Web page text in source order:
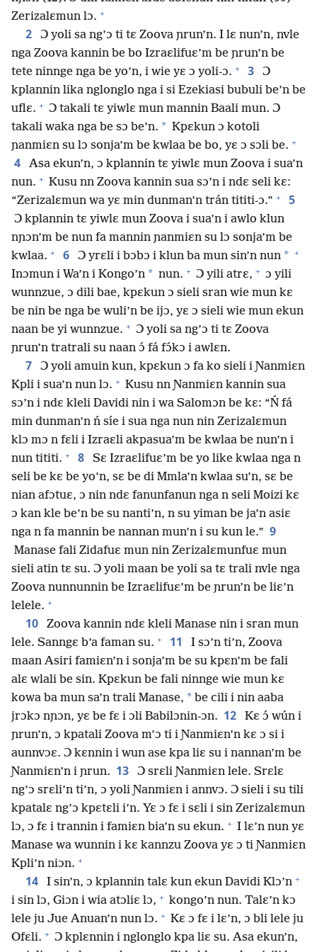
Zerizalɛmun lɔ. +
2
Ɔ yoli sa ng’ɔ ti tɛ Zoova ɲrun’n. I lɛ nun’n, nvle
nga Zoova kannin be bo Izraɛlifuɛ’m be ɲrun’n be
tete ninnge nga be yo’n, i wie yɛ ɔ yoli-ɔ. + 3
Ɔ
kplannin lika nglonglo nga i si Ezekiasi bubuli be’n be
uflɛ. + Ɔ takali tɛ yiwlɛ mun mannin Baali mun. Ɔ
takali waka nga be sɔ be’n. * Kpɛkun ɔ kotoli
ɲanmiɛn su lɔ sonja’m be kwlaa be bo, yɛ ɔ sɔli be. +
4
Asa ekun’n, ɔ kplannin tɛ yiwlɛ mun Zoova i sua’n
nun. + Kusu nn Zoova kannin sua sɔ’n i ndɛ seli kɛ:
“Zerizalɛmun wa yɛ min dunman’n trán tititi-ɔ.” + 5
Ɔ kplannin tɛ yiwlɛ mun Zoova i sua’n i awlo klun
nɲɔn’m be nun fa mannin ɲanmiɛn su lɔ sonja’m be
kwlaa. + 6 Ɔ yrɛli i bɔbɔ i klun ba mun sin’n nun * +
Inɔmun i Wa’n i Kongo’n * nun. + Ɔ yili atrɛ, + ɔ yili
wunnzue, ɔ dili bae, kpɛkun ɔ sieli sran wie mun kɛ
be nin be nga be wuli’n be ijɔ, yɛ ɔ sieli wie mun ekun
naan be yi wunnzue. + Ɔ yoli sa ng’ɔ ti tɛ Zoova
ɲrun’n tratrali su naan ɔ́ fá fɔ́kɔ i awlɛn.
7
Ɔ yoli amuin kun, kpɛkun ɔ fa ko sieli i Ɲanmiɛn
Kpli i sua’n nun lɔ. + Kusu nn Ɲanmiɛn kannin sua
sɔ’n i ndɛ kleli Davidi nin i wa Salomɔn be kɛ: “Ń fá
min dunman’n ń síe i sua nga nun nin Zerizalɛmun
klɔ mɔ n fɛli i Izraɛli akpasua’m be kwlaa be nun’n i
nun tititi. + 8
Sɛ Izraɛlifuɛ’m be yo like kwlaa nga n
seli be kɛ be yo’n, sɛ be di Mmla’n kwlaa su’n, sɛ be
nian afɔtuɛ, ɔ nin ndɛ fanunfanun nga n seli Moizi kɛ
ɔ kan kle be’n be su nanti’n, n su yiman be ja’n asiɛ
nga n fa mannin be nannan mun’n i su kun le.” 9
Manase fali Zidafuɛ mun nin Zerizalɛmunfuɛ mun
sieli atin tɛ su. Ɔ yoli maan be yoli sa tɛ trali nvle nga
Zoova nunnunnin be Izraɛlifuɛ’m be ɲrun’n be liɛ’n
lelele. +
10
Zoova kannin ndɛ kleli Manase nin i sran mun
lele. Sanngɛ b’a faman su. + 11
I sɔ’n ti’n, Zoova
maan Asiri famiɛn’n i sonja’m be su kpɛn’m be fali
alɛ wlali be sin. Kpɛkun be fali ninnge wie mun kɛ
kowa ba mun sa’n trali Manase, * be cili i nin aaba
jrɔkɔ nɲɔn, yɛ be fɛ i ɔli Babilɔnin-ɔn. 12
Kɛ ɔ́ wún i
ɲrun’n, ɔ kpatali Zoova m’ɔ ti i Ɲanmiɛn’n kɛ ɔ si i
aunnvɔɛ. Ɔ kɛnnin i wun ase kpa liɛ su i nannan’m be
Ɲanmiɛn’n i ɲrun. 13
Ɔ srɛli Ɲanmiɛn lele. Srɛlɛ
ng’ɔ srɛli’n ti’n, ɔ yoli Ɲanmiɛn i annvɔ. Ɔ sieli i su tili
kpatalɛ ng’ɔ kpɛtɛli i’n. Yɛ ɔ fɛ i sɛli i sin Zerizalɛmun
lɔ, ɔ fɛ i trannin i famiɛn bia’n su ekun. + I lɛ’n nun yɛ
Manase wa wunnin i kɛ kannzu Zoova yɛ ɔ ti Ɲanmiɛn
Kpli’n niɔn. +
14 I sin’n, ɔ kplannin talɛ kun ekun Davidi Klɔ’n +
i sin lɔ, Giɔn i wia atɔliɛ lɔ, + kongo’n nun. Talɛ’n kɔ
lele ju Jue Anuan’n nun lɔ. + Kɛ ɔ fɛ i lɛ’n, ɔ bli lele ju
Ofɛli. + Ɔ kplɛnnin i nglonglo kpa liɛ su. Asa ekun’n,